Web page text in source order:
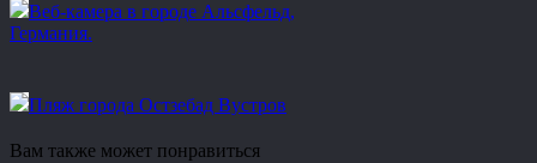
Веб-камера в городе Альсфельд,
Германия.
Пляж города Остзебад Вустров
Вам также может понравиться